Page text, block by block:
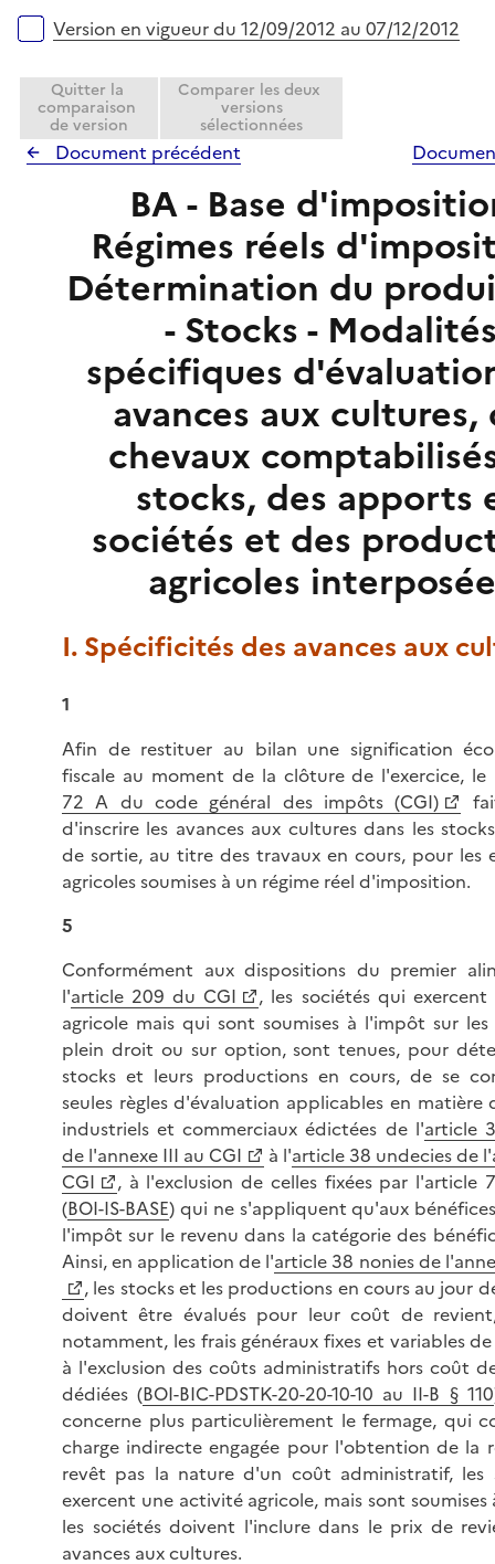
Version en vigueur du 12/09/2012 au 07/12/2012
Quitter la
comparaison
de version
Comparer les deux
versions
sélectionnées
Document précédent
BA - Base
Régimes réels
Détermination du
- Stocks -
spécifiques
avances aux cultures,
chevaux
stocks, des apports
sociétés et des
agricoles
I. Spécificités des avances aux
1
Afin de restituer au bilan une signification
fiscale au moment de la clôture de l'exercice,
72 A du code général des impôts (CGI)
d'inscrire les avances aux cultures dans les
de sortie, au titre des travaux en cours, pour les
agricoles soumises à un régime réel d'imposition.
5
Conformément aux dispositions du premier
l'article 209 du CGI
, les sociétés qui
agricole mais qui sont soumises à l'impôt sur les
plein droit ou sur option, sont tenues, pour
stocks et leurs productions en cours, de se
seules règles d'évaluation applicables en matière
industriels et commerciaux édictées de l'article
de l'annexe III au CGI
à l'article 38 undecies de
CGI
, à l'exclusion de celles fixées par l'article
(BOI-IS-BASE) qui ne s'appliquent qu'aux
l'impôt sur le revenu dans la catégorie des
Ainsi, en application de l'article 38 nonies de
, les stocks et les productions en cours au jour
doivent être évalués pour leur coût de
notamment, les frais généraux fixes et variables
à l'exclusion des coûts administratifs hors coût
dédiées (BOI-BIC-PDSTK-20-20-10-10 au II-B § 110
concerne plus particulièrement le fermage, qui
charge indirecte engagée pour l'obtention de la
revêt pas la nature d'un coût administratif, les
exercent une activité agricole, mais sont
les sociétés doivent l'inclure dans le prix de
avances aux cultures.